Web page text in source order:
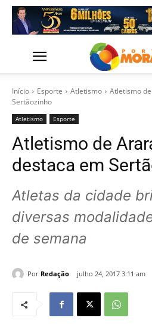
Início Esporte Atletismo
Atletismo
Sertãozinho
Atletismo Esporte
Atletismo de
destaca em
Atletas da cidade
diversas
de semana
Por Redação julho 24, 2017 3:11 am